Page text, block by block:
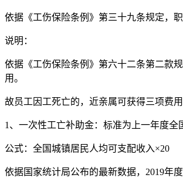
依据《工伤保险条例》第三十九条规定，
说明：
依据《工伤保险条例》第六十二条第二款
用。
故员工因工死亡的，近亲属可获得三项费
1、一次性工亡补助金：标准为上一年度全
公式：全国城镇居民人均可支配收入×20
依据国家统计局公布的最新数据，2019年